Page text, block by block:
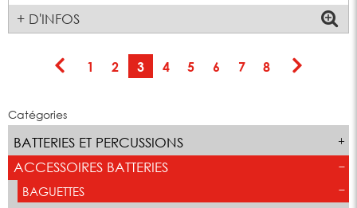
Catégories
BATTERIES ET PERCUSSIONS
ACCESSOIRES BATTERIES
BAGUETTES
+ D'INFOS
1 2 3 4 5 6 7 8